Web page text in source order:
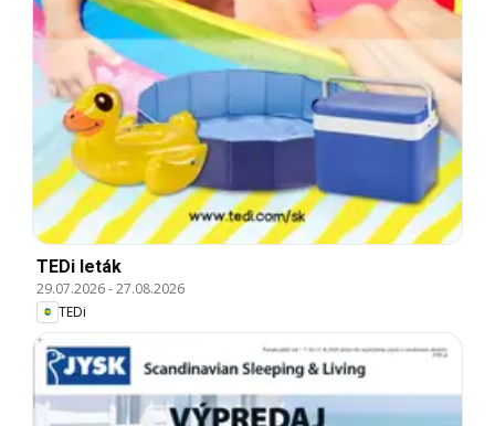
TEDi leták
29.07.2026-27.08.2026
TEDi